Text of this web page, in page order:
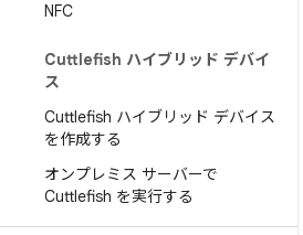
NFC
Cuttlefish ハイブリッド デバイ
ス
Cuttlefish ハイブリッド デバイス
を作成する
オンプレミス サーバーで
Cuttlefish を実行する